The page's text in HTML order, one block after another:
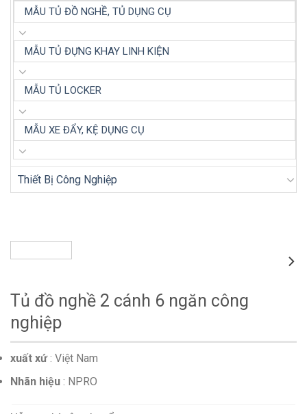
MẪU TỦ ĐỒ NGHỀ, TỦ DỤNG CỤ
MẪU TỦ ĐỰNG KHAY LINH KIỆN
MẪU TỦ LOCKER
MẪU XE ĐẨY, KỆ DỤNG CỤ
Thiết Bị Công Nghiệp
Tủ đồ nghề 2 cánh 6 ngăn công
nghiệp
xuất xứ: Việt Nam
Nhãn hiệu : NPRO